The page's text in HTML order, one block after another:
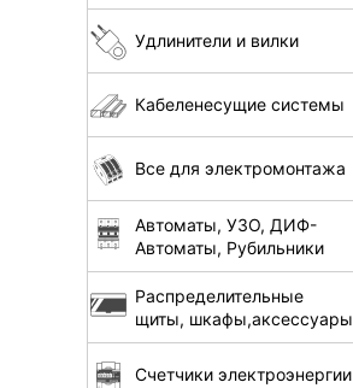
Удлинители и вилки
Кабеленесущие системы
Все для электромонтажа
Автоматы, УЗО, ДИФ-
Автоматы, Рубильники
Распределительные
щиты, шкафы,аксессуары
Счетчики электроэнергии